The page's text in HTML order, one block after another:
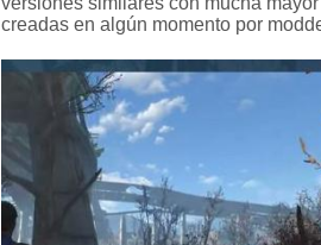
creadas en algún momento por